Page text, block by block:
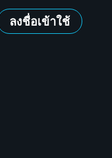
ลงชื่อเข้าใช้